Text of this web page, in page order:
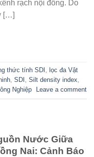
rạch nội đồng. Do
[…]
thức tính SDI , lọc đa Vật
, SDI , Silt density index,
Nghiệp Leave a comment
Nước Giữa
Nai: Cảnh Báo